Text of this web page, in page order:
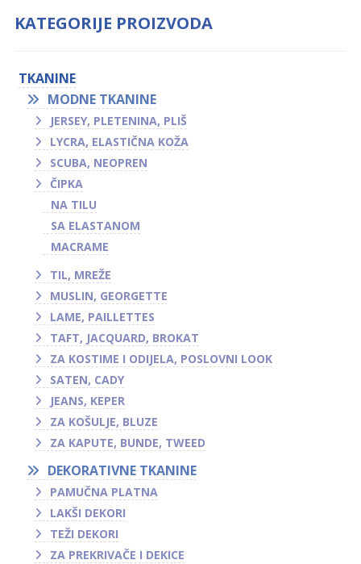
KATEGORIJE PROIZVODA
TKANINE
MODNE TKANINE
JERSEY, PLETENINA, PLIŠ
LYCRA, ELASTIČNA KOŽA
SCUBA, NEOPREN
ČIPKA
NA TILU
SA ELASTANOM
MACRAME
TIL, MREŽE
MUSLIN, GEORGETTE
LAME, PAILLETTES
TAFT, JACQUARD, BROKAT
ZA KOSTIME I ODIJELA, POSLOVNI LOOK
SATEN, CADY
JEANS, KEPER
ZA KOŠULJE, BLUZE
ZA KAPUTE, BUNDE, TWEED
DEKORATIVNE TKANINE
PAMUČNA PLATNA
LAKŠI DEKORI
TEŽI DEKORI
ZA PREKRIVAČE I DEKICE